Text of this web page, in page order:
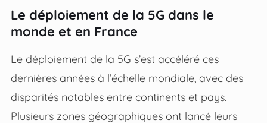
Le déploiement de la 5G dans le
monde et en France
Le déploiement de la 5G s’est accéléré ces
dernières années à l’échelle mondiale, avec des
disparités notables entre continents et pays.
Plusieurs zones géographiques ont lancé leurs